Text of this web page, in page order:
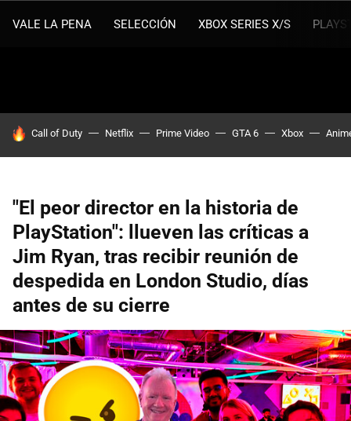
VALE LA PENA SELECCIÓN XBOX SERIES X/S
HOY SE HABLA DE
Call of Duty Netflix Prime Video GTA 6 Xbox
"El peor director en la historia de
PlayStation": llueven las críticas a
Jim Ryan, tras recibir reunión de
despedida en London Studio, días
antes de su cierre